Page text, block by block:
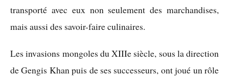
transporté avec eux non seulement des marchandises,
mais aussi des savoir-faire culinaires.
Les invasions mongoles du XIIIe siècle, sous la direction
de Gengis Khan puis de ses successeurs, ont joué un rôle